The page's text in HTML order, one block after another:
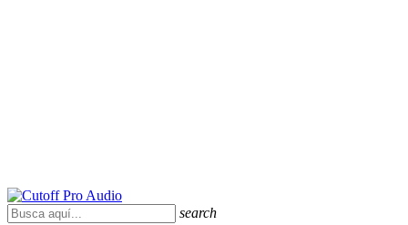
search